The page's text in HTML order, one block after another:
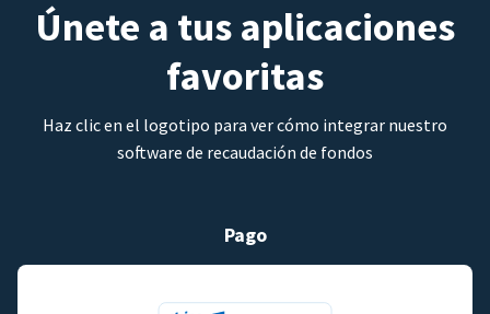
Únete a tus aplicaciones
favoritas
Haz clic en el logotipo para ver cómo integrar nuestro
software de recaudación de fondos
Pago